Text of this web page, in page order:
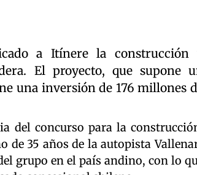
a Itínere la construcción
El proyecto, que supone
una inversión de 176 millones
del concurso para la
35 años de la autopista
grupo en el país andino, con lo